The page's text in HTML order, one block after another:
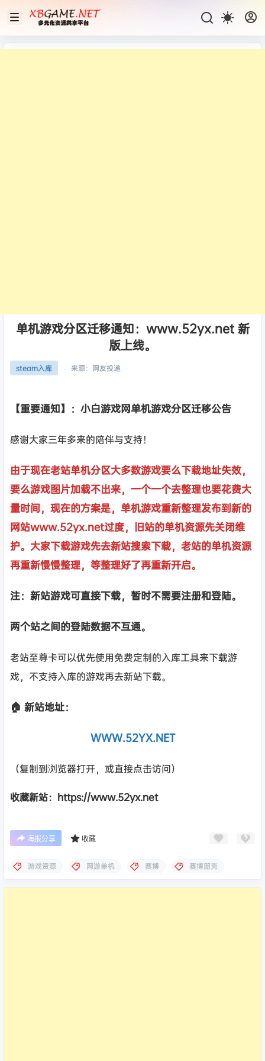
单机游戏分区迁移通知：www.52yx.net 新
版上线。
steam入库 来源： 网友投递
【重要通知】：小白游戏网单机游戏分区迁移公告
感谢大家三年多来的陪伴与支持！
由于现在老站单机分区大多数游戏要么下载地址失效，
要么游戏图片加载不出来，一个一个去整理也要花费大
量时间，现在的方案是，单机游戏重新整理发布到新的
网站www.52yx.net过度，旧站的单机资源先关闭维
护。大家下载游戏先去新站搜索下载，老站的单机资源
再重新慢慢整理，等整理好了再重新开启。
注：新站游戏可直接下载，暂时不需要注册和登陆。
两个站之间的登陆数据不互通。
老站至尊卡可以优先使用免费定制的入库工具来下载游
戏，不支持入库的游戏再去新站下载。
🏠 新站地址：
WWW.52YX.NET
（复制到浏览器打开，或直接点击访问）
收藏新站：https://www.52yx.net
海报分享 收藏
游戏资源 网游单机 赛博 赛博朋克